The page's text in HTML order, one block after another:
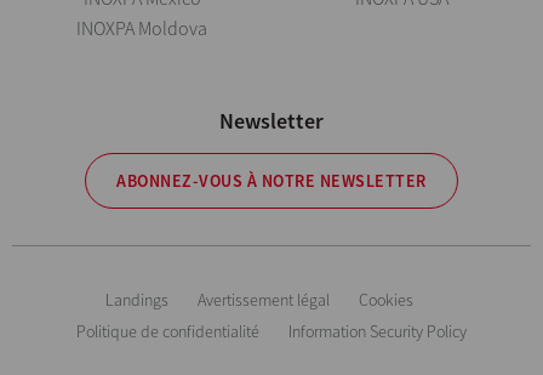
INOXPA Moldova
Newsletter
ABONNEZ-VOUS À NOTRE NEWSLETTER
Landings Avertissement légal
Cookies
Politique de confidentialité
Information Security Policy